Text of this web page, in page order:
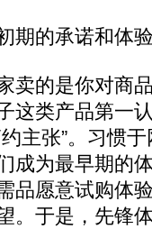
的承诺和体
的是你对商
这类产品第一
主张”。习惯
成为最早期的
品愿意试购体
。于是，先锋